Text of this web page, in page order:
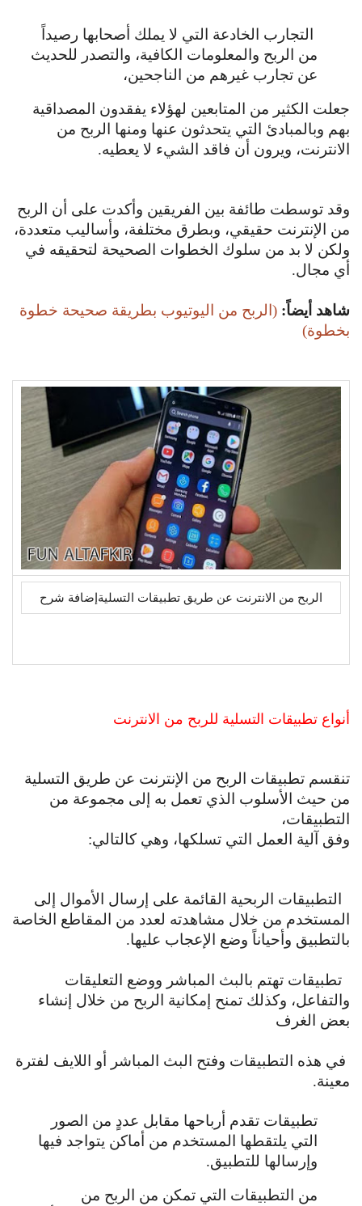
التجارب الخادعة التي لا يملك أصحابها رصيداً
من الربح والمعلومات الكافية، والتصدر للحديث
عن تجارب غيرهم من الناجحين،
جعلت الكثير من المتابعين لهؤلاء يفقدون المصداقية
بهم وبالمبادئ التي يتحدثون عنها ومنها الربح من
الانترنت، ويرون أن فاقد الشيء لا يعطيه.
وقد توسطت طائفة بين الفريقين وأكدت على أن الربح
من الإنترنت حقيقي، وبطرق مختلفة، وأساليب متعددة،
ولكن لا بد من سلوك الخطوات الصحيحة لتحقيقه في
أي مجال.
شاهد أيضاً: (الربح من اليوتيوب بطريقة صحيحة خطوة
بخطوة)
الربح من الانترنت عن طريق تطبيقات التسليةإضافة شرح
أنواع تطبيقات التسلية للربح من الانترنت
تنقسم تطبيقات الربح من الإنترنت عن طريق التسلية
من حيث الأسلوب الذي تعمل به إلى مجموعة من
التطبيقات،
وفق آلية العمل التي تسلكها، وهي كالتالي:
التطبيقات الربحية القائمة على إرسال الأموال إلى
المستخدم من خلال مشاهدته لعدد من المقاطع الخاصة
بالتطبيق وأحياناً وضع الإعجاب عليها.
تطبيقات تهتم بالبث المباشر ووضع التعليقات
والتفاعل، وكذلك تمنح إمكانية الربح من خلال إنشاء
بعض الغرف
في هذه التطبيقات وفتح البث المباشر أو اللايف لفترة
معينة.
تطبيقات تقدم أرباحها مقابل عددٍ من الصور
التي يلتقطها المستخدم من أماكن يتواجد فيها
وإرسالها للتطبيق.
من التطبيقات التي تمكن من الربح من